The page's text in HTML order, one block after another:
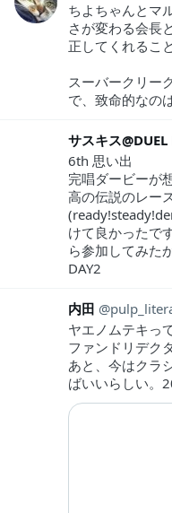
ちよちゃんとマ
さが変わる会長
正してくれるこ
スーバークリー
で、致命的なの
6th 思い出
完唱ダービーが
高の伝説のレー
けて良かったで
ら参加してみた
DAY2
内田
ヤエノムテキっ
ファンドリデク
あと、今はクラ
ばいいらしい。